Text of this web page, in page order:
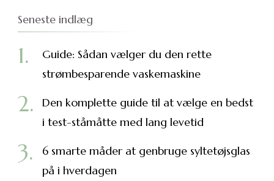
Seneste indlæg
Guide: Sådan vælger du den rette
strømbesparende vaskemaskine
Den komplette guide til at vælge en bedst
i test-ståmåtte med lang levetid
6 smarte måder at genbruge syltetøjsglas
på i hverdagen